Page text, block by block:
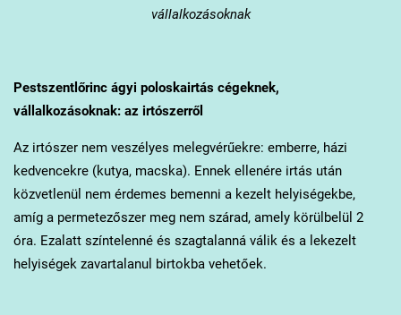
vállalkozásoknak
Pestszentlőrincágyi poloskairtás cégeknek,
vállalkozásoknak: az irtószerről
Az irtószer nem veszélyes melegvérűekre: emberre, házi
kedvencekre (kutya, macska). Ennek ellenére irtás után
közvetlenül nem érdemes bemenni a kezelt helyiségekbe,
amíg a permetezőszer meg nem szárad, amely körülbelül 2
óra. Ezalatt színtelenné és szagtalanná válik és a lekezelt
helyiségek zavartalanul birtokba vehetőek.